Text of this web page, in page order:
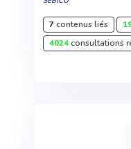
7contenus liés
4024consultations